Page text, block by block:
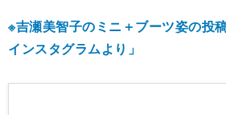
※吉瀬美智子のミニ＋ブーツ姿の投
インスタグラムより」